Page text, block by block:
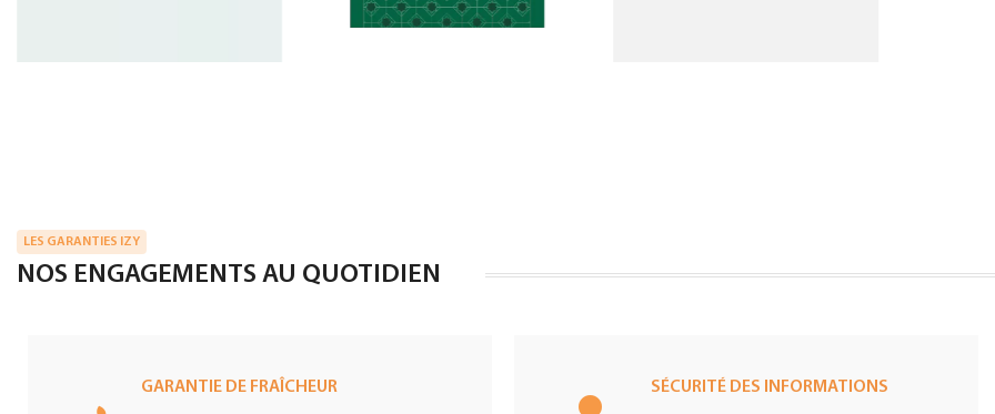
LES GARANTIES IZY
NOS ENGAGEMENTS AU QUOTIDIEN
GARANTIE DE FRAÎCHEUR SÉCURITÉ DES INFORMATIONS